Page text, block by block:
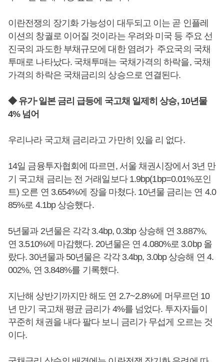
이란전쟁의 장기화 가능성이 대두되고 이는 곧 인플레
이션의 창궐로 이어질 것이라는 우려와 미국 등 주요 선
진국의 과도한 부채규모에 대한 염려가 주요국의 국채
투매로 나타났다. 국채투매는 국채가격의 하락을, 국채
가격의 하락은 국채금리의 상승으로 연결된다.
◆ 유가·일본 금리 급등에 국고채 일제히 상승, 10년물
4% 넘어
우리나라 국고채 금리라고 가만히 있을 리 없다.
14일 금융투자협회에 따르면, 서울 채권시장에서 3년 만
기 국고채 금리는 전 거래일보다 1.9bp(1bp=0.01%포인
트) 오른 연 3.654%에 장을 마쳤다. 10년물 금리는 연 4.0
85%로 4.1bp 상승했다.
5년물과 2년물은 각각 3.4bp, 0.3bp 상승해 연 3.887%,
연 3.510%에 마감했다. 20년물은 연 4.080%로 3.0bp 올
랐다. 30년물과 50년물은 각각 3.4bp, 3.0bp 상승해 연 4.
002%, 연 3.848%를 기록했다.
지난해 상반기까지만 해도 연 2.7~2.8%에 머무르던 10
년 만기 국고채 평균 금리가 4%를 넘었다. 투자자들이
꾸준히 채권을 내다 팔다 보니 금리가 무섭게 오르는 것
이다.